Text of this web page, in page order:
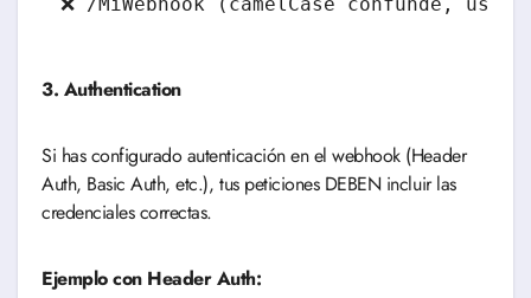
3. Authentication
Si has configurado autenticación en el webhook (Header
Auth, Basic Auth, etc.), tus peticiones DEBEN incluir las
credenciales correctas.
Ejemplo con Header Auth: